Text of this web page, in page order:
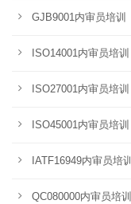
GJB9001内审员培训
ISO14001内审员培训
ISO27001内审员培训
ISO45001内审员培训
IATF16949内审员培训
QC080000内审员培训